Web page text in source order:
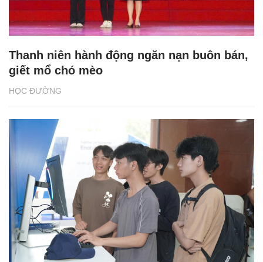
HỌC ĐƯỜNG
Thanh niên hành động ngăn nạn buôn bán,
giết mổ chó mèo